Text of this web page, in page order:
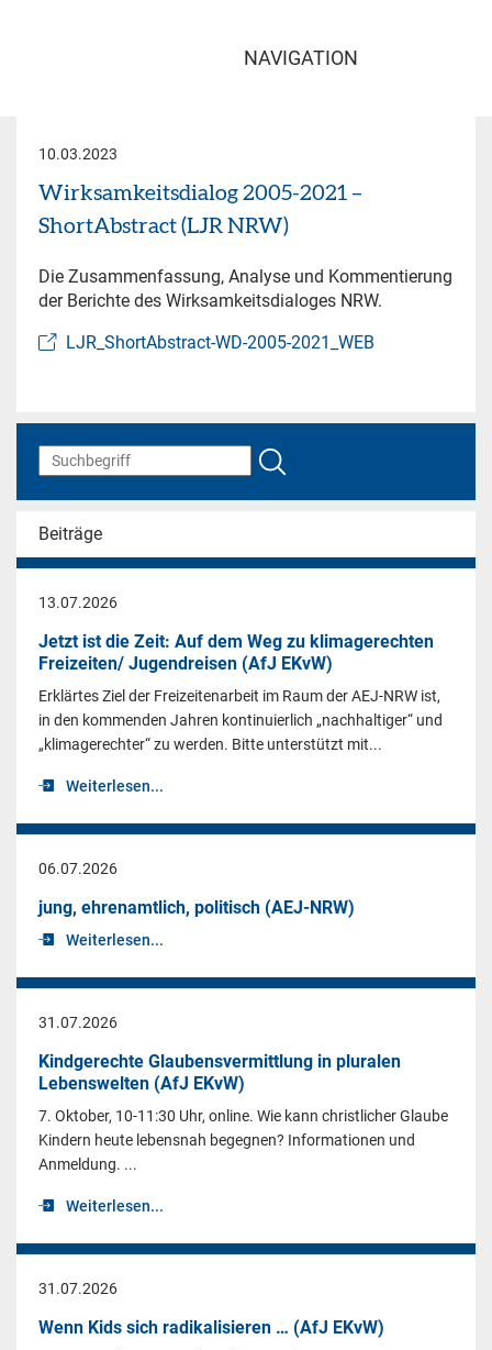
NAVIGATION
10.03.2023
Wirksamkeitsdialog 2005-2021 –
ShortAbstract (LJR NRW)
Die Zusammenfassung, Analyse und Kommentierung
der Berichte des Wirksamkeitsdialoges NRW.
LJR_ShortAbstract-WD-2005-2021_WEB
Beiträge
13.07.2026
Jetzt ist die Zeit: Auf dem Weg zu klimagerechten
Freizeiten/ Jugendreisen (AfJ EKvW)
Erklärtes Ziel der Freizeitenarbeit im Raum der AEJ-NRW ist,
in den kommenden Jahren kontinuierlich „nachhaltiger“ und
„klimagerechter“ zu werden. Bitte unterstützt mit...
Weiterlesen...
06.07.2026
jung, ehrenamtlich, politisch (AEJ-NRW)
Weiterlesen...
31.07.2026
Kindgerechte Glaubensvermittlung in pluralen
Lebenswelten (AfJ EKvW)
7. Oktober, 10-11:30 Uhr, online. Wie kann christlicher Glaube
Kindern heute lebensnah begegnen? Informationen und
Anmeldung. ...
Weiterlesen...
31.07.2026
Wenn Kids sich radikalisieren … (AfJ EKvW)